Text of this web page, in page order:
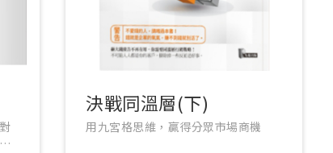
決戰同溫層(下)
用九宮格思維，贏得分眾市場商機